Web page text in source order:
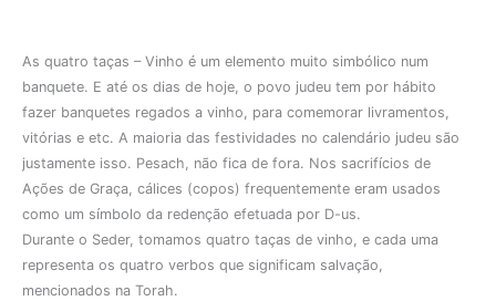
As quatro taças – Vinho é um elemento muito simbólico num
banquete. E até os dias de hoje, o povo judeu tem por hábito
fazer banquetes regados a vinho, para comemorar livramentos,
vitórias e etc. A maioria das festividades no calendário judeu são
justamente isso. Pesach, não fica de fora. Nos sacrifícios de
Ações de Graça, cálices (copos) frequentemente eram usados
como um símbolo da redenção efetuada por D-us.
Durante o Seder, tomamos quatro taças de vinho, e cada uma
representa os quatro verbos que significam salvação,
mencionados na Torah.